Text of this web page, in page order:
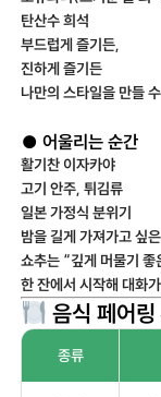
탄산수 희석
부드럽게 즐기든,
진하게 즐기든
나만의 스타일을 만들
● 어울리는 순간
활기찬 이자카야
고기 안주, 튀김류
일본 가정식 분위기
밤을 길게 가져가고 싶
쇼추는 “깊게 머물기 좋
한 잔에서 시작해 대화
음식 페어
종류